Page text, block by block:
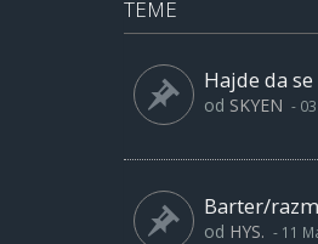
TEME
Hajde da
od SKYEN -
Barter/
od HYS. - 11